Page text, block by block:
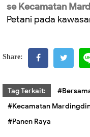
se Kecamatan
Petani pada
Share:
Tag Terkait:
#Kecamatan
#Panen Raya